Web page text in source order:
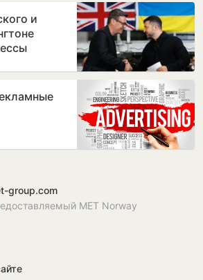
и
group.com
MET Norway